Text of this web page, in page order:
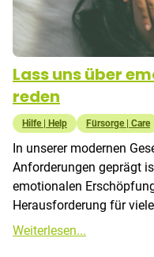
Lass uns über
reden
Hilfe | Help Fürsorge | Care
In unserer modernen
Anforderungen geprägt
emotionalen
Herausforderung für
Weiterlesen...